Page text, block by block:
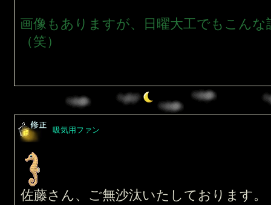
画像もありますが、日曜大工でもこん
（笑）
吸気用ファン
佐藤さん、ご無沙汰いたしております。